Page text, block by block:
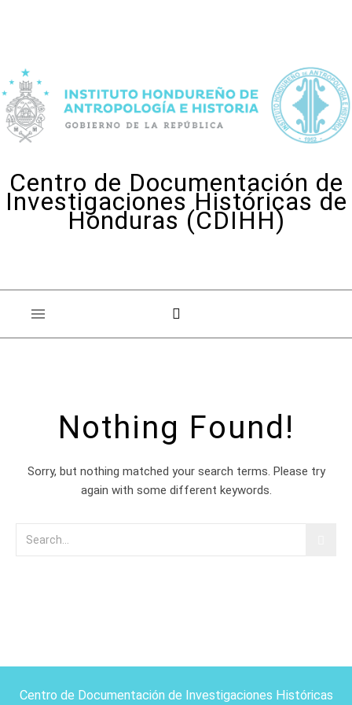
Centro de Documentación de
Investigaciones Históricas de
Honduras (CDIHH)
Nothing Found!
Sorry, but nothing matched your search terms. Please try
again with some different keywords.
Centro de Documentación de Investigaciones Históricas